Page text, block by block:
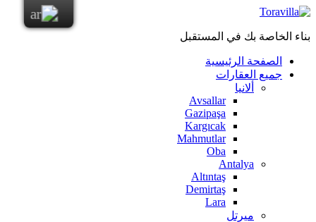
بناء الخاصة بك في المستقبل
الصفحة الرئيسية
جميع العقارات
ألانيا
Avsallar
Gazipaşa
Kargıcak
Mahmutlar
Oba
Antalya
Altıntaş
Demirtaş
Lara
ميرتل